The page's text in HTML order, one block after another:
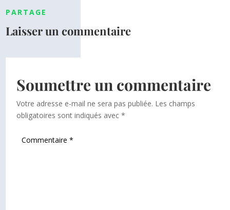
PARTAGE
Laisser un commentaire
Soumettre un commentaire
Votre adresse e-mail ne sera pas publiée. Les champs
obligatoires sont indiqués avec*